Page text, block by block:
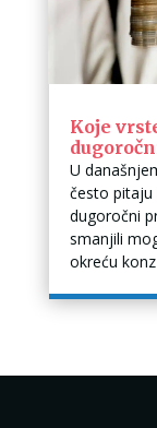
Koje
U
često pitaju
dugoročni
smanjili
okreću konz